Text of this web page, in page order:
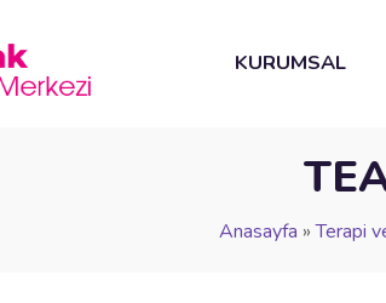
KURUMSAL
Anasayfa »Terapi